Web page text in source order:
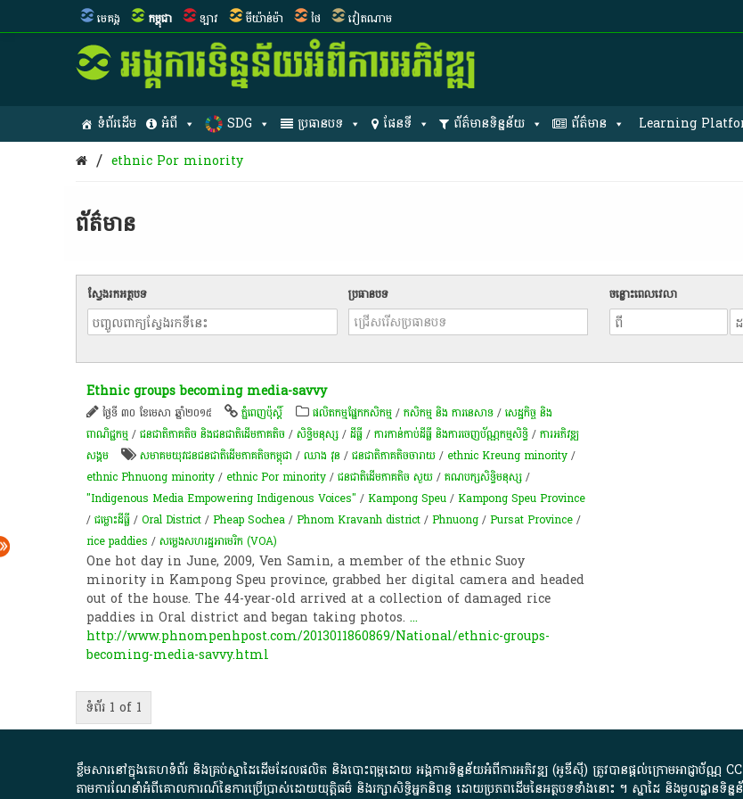
មេគង្គ កម្ពុជា ឡាវ មីយ៉ាន់ម៉ា ថៃ វៀតណាម
ទំព័រដើម អំពី SDG ប្រធានបទ ផែនទី ព័ត៌មានទិន្នន័យ ព័ត៌មាន Learning
/ ethnic Por minority
ព័ត៌មាន​
ស្វែងរកអត្ថបទ ប្រធានបទ ចន្លោះពេលវេលា
Ethnic groups becoming media-savvy
ថ្ងៃទី ៣០ ខែមេសា ឆ្នាំ២០១៥ ភ្នំពេញប៉ុស្តិ៍ ​ផលិតកម្ម​ផ្នែក​កសិកម្ម​/កសិកម្ម​ និង​ ការ​នេ​សាទ​/សេដ្ឋកិច្ច និង
ពាណិជ្ជកម្ម/ជនជាតិភាគតិច និងជនជាតិដើមភាគតិច/សិទ្ធិមនុស្ស/ដីធ្លី/ការកាន់កាប់​ដីធ្លី និង​ការចេញ​ប័ណ្ណកម្មសិទ្ធិ​/ការ​អភិវឌ្ឍ​
សង្គម
សមាគមយុវជនជនជាតិដើមភាគតិចកម្ពុជា /ឈាង វុន /ជនជាតិភាគតិចចារាយ/ ethnic Kreung minority/
ethnic Phnuong minority/ ethnic Por minority/ជន​ជាតិ​ដើម​ភាគ​តិច ​សួយ/គណបក្សសិទ្ធិមនុស្ស/
"Indigenous Media Empowering Indigenous Voices" /Kampong Speu/Kampong Speu Province
/ជម្លោះ​ដីធ្លី/Oral District/Pheap Sochea/Phnom Kravanh district/Phnuong/Pursat Province/
rice paddies /សម្លេង​សហរដ្ឋ​អាមេរិក​ (VOA)​
One hot day in June, 2009, Ven Samin, a member of the ethnic Suoy
minority in Kampong Speu province, grabbed her digital camera and headed
out of the house. The 44-year-old arrived at a collection of damaged rice
paddies in Oral district and began taking photos. ...
http://www.phnompenhpost.com/2013011860869/National/ethnic-groups-
becoming-media-savvy.html
ទំព័រ 1 of 1
ខ្លឹមសារ​នៅ​ក្នុង​គេហទំព័រ និង​គ្រប់​ស្នា​ដៃ​ដើម​ដែល​ផលិត​ និង​បោះពុម្ព​ដោយ​ អង្គការ​ទិន្នន័យ​អំពី​ការអភិវឌ្ឍ​​ (អូ​ឌី​ស៊ី)​ ត្រូវ​បាន​ផ្តល់​ក្រោម​អាជ្ញាប័ណ្ណ​
តាមការ​ណែនាំ​អំពី​គោលការណ៍​នៃ​ការ​ប្រើប្រាស់​ដោយ​យុត្តិធម៌​ និង​រក្សាសិទ្ធិអ្នកនិពន្ធ ដោយ​ប្រភពដើម​នៃ​​អត្ថបទទាំង​នោះ​ ។​ ស្នាដៃ​ និង​មូលដ្ឋាន​